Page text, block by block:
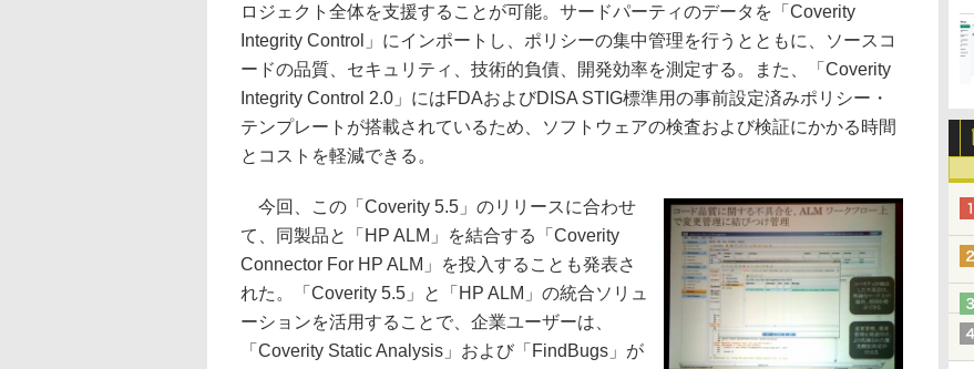
ロジェクト全体を支援することが可能。サードパーティのデータを「Coverity
Integrity Control」にインポートし、ポリシーの集中管理を行うとともに、ソースコ
ードの品質、セキュリティ、技術的負債、開発効率を測定する。また、「Coverity
Integrity Control 2.0」にはFDAおよびDISA STIG標準用の事前設定済みポリシー・
テンプレートが搭載されているため、ソフトウェアの検査および検証にかかる時間
とコストを軽減できる。
今回、この「Coverity 5.5」のリリースに合わせ
て、同製品と「HP ALM」を結合する「Coverity
Connector For HP ALM」を投入することも発表さ
れた。「Coverity 5.5」と「HP ALM」の統合ソリュ
ーションを活用することで、企業ユーザーは、
「Coverity Static Analysis」および「FindBugs」が